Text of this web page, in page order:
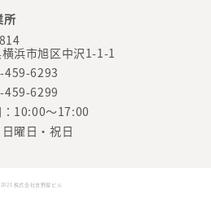
所
浜市旭区中沢1-1-1
459-6293
459-6299
10:00～17:00
曜日・祝日
株式会社吉野屋ビル